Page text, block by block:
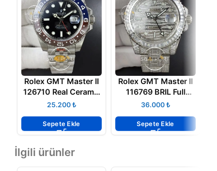
Rolex GMT Master II
126710 Real Ceramic
904L Noob Super
₺
Sepete Ekle
Rolex GMT Master II
116769 BRIL Full
Diamonds Watch
₺
Sepete Ekle
İlgili ürünler